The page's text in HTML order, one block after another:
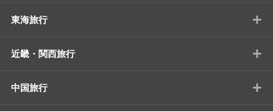
東海旅行 +
近畿・関西旅行 +
中国旅行 +